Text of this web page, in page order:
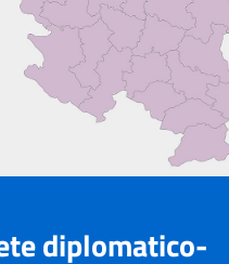
diplomatico-